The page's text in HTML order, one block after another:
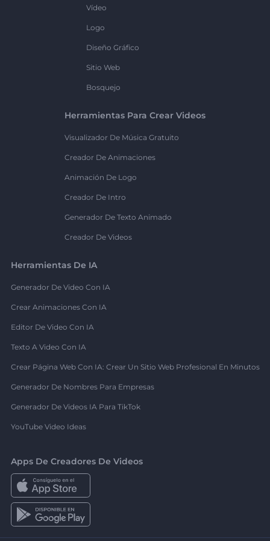
Vídeo
Logo
Diseño Gráfico
Sitio Web
Bosquejo
Herramientas Para Crear Videos
Visualizador De Música Gratuito
Creador De Animaciones
Animación De Logo
Creador De Intro
Generador De Texto Animado
Creador De Videos
Herramientas De IA
Generador De Video Con IA
Crear Animaciones Con IA
Editor De Video Con IA
Texto A Video Con IA
Crear Página Web Con IA: Crear Un Sitio Web Profesional En Minutos
Generador De Nombres Para Empresas
Generador De Videos IA Para TikTok
YouTube Video Ideas
Apps De Creadores De Videos